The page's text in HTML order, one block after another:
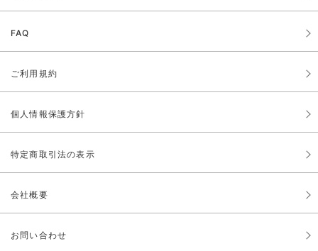
FAQ
ご利用規約
個人情報保護方針
特定商取引法の表示
会社概要
お問い合わせ